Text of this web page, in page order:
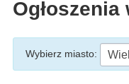
Wybierz miasto: